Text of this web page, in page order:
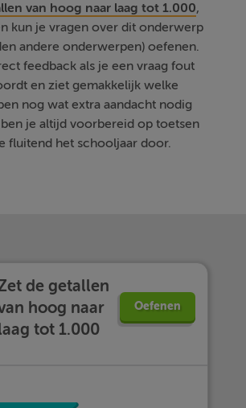
van hoog naar laag tot 1.000,
kun je vragen over dit onderwerp
andere onderwerpen) oefenen.
feedback als je een vraag fout
en ziet gemakkelijk welke
nog wat extra aandacht nodig
je altijd voorbereid op toetsen
fluitend het schooljaar door.
de getallen
hoog naar
tot 1.000
Oefenen